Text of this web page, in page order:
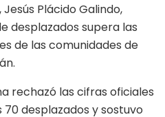
Plácido Galindo,
desplazados supera las
de las comunidades de
rechazó las cifras oficiales
desplazados y sostuvo